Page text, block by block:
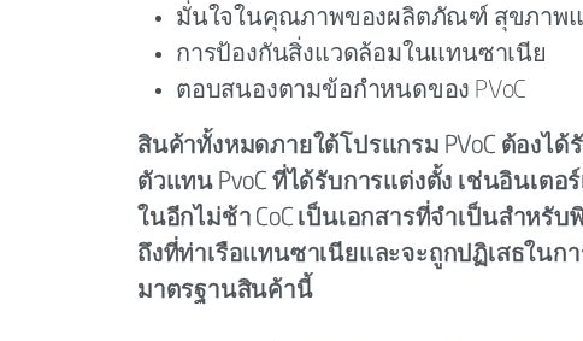
มั่นใจในคุณภาพของผลิตภัณฑ์ สุขภาพ
การป้องกันสิ่งแวดล้อมในแทนซาเนีย
ตอบสนองตามข้อกำหนดของ PVoC
สินค้าทั้งหมดภายใต้โปรแกรม PVoC ต้องได้
ตัวแทน PvoC ที่ได้รับการแต่งตั้ง เช่นอินเต
ในอีกไม่ช้า CoC เป็นเอกสารที่จำเป็นสำห
ถึงที่ท่าเรือแทนซาเนียและจะถูกปฏิเสธในก
มาตรฐานสินค้านี้